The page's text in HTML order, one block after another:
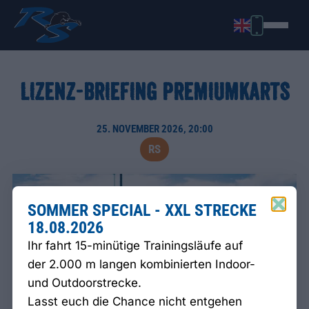
LIZENZ-BRIEFING PREMIUMKARTS
25. NOVEMBER 2026, 20:00
RS
SOMMER SPECIAL - XXL STRECKE
18.08.2026
Ihr fahrt 15-minütige Trainingsläufe auf
der 2.000 m langen kombinierten Indoor-
und Outdoorstrecke.
Lasst euch die Chance nicht entgehen